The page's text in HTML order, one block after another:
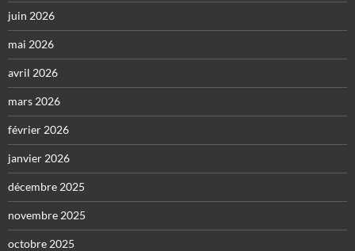
juin 2026
mai 2026
avril 2026
mars 2026
février 2026
janvier 2026
décembre 2025
novembre 2025
octobre 2025